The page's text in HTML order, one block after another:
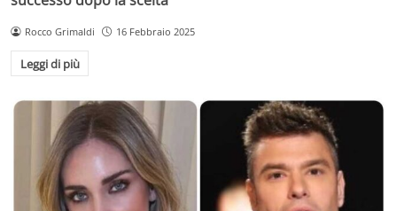
Rocco Grimaldi 16 Febbraio 2025
Leggi di più